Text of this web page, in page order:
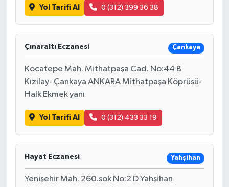
Yol Tarifi Al 0 (312) 399 36 38
Çınaraltı Eczanesi Çankaya
Kocatepe Mah. Mithatpaşa Cad. No:44 B
Kızılay- Çankaya ANKARA Mithatpaşa Köprüsü-
Halk Ekmek yanı
Yol Tarifi Al 0 (312) 433 33 19
Hayat Eczanesi Yahşihan
Yenişehir Mah. 260.sok No:2 D Yahşihan